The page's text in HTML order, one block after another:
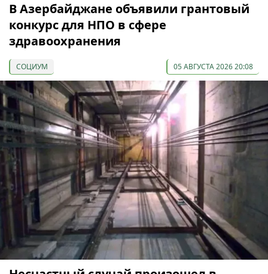
В Азербайджане объявили грантовый
конкурс для НПО в сфере
здравоохранения
СОЦИУМ 05 АВГУСТА 2026 20:08